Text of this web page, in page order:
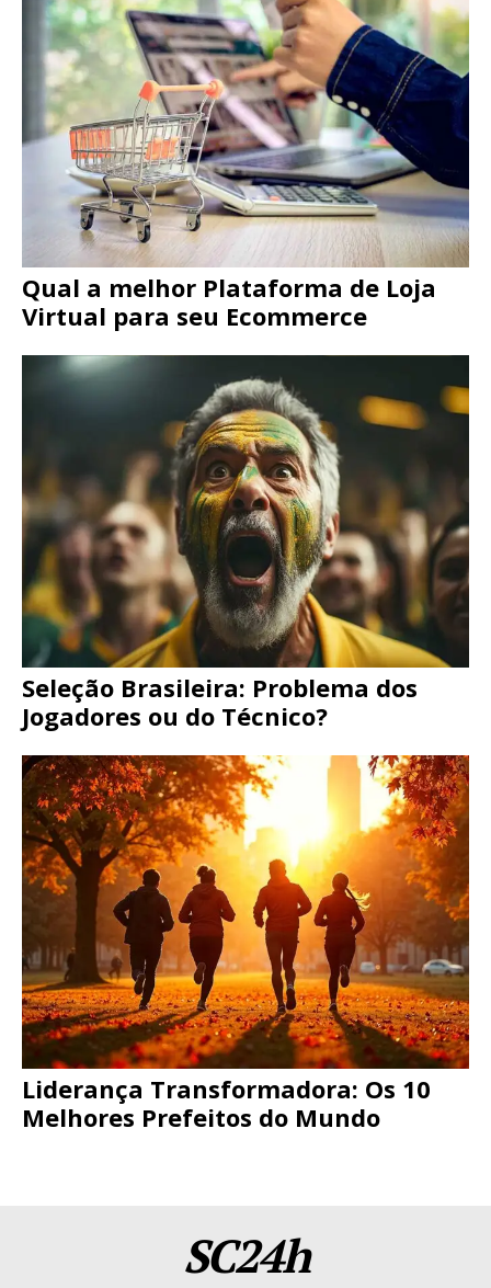
Qual a melhor Plataforma de Loja
Virtual para seu Ecommerce
Seleção Brasileira: Problema dos
Jogadores ou do Técnico?
Liderança Transformadora: Os 10
Melhores Prefeitos do Mundo
SC24h